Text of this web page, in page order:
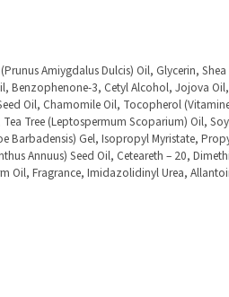
Amiygdalus Dulcis) Oil, Glycerin,
Benzophenone-3, Cetyl Alcohol, Jojova
Oil, Chamomile Oil, Tocopherol
Tree (Leptospermum Scoparium) Oil,
Barbadensis) Gel, Isopropyl Myristate,
Annuus) Seed Oil, Ceteareth – 20,
Oil, Fragrance, Imidazolidinyl Urea,